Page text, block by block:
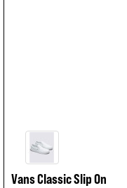
Vans Classic Slip On